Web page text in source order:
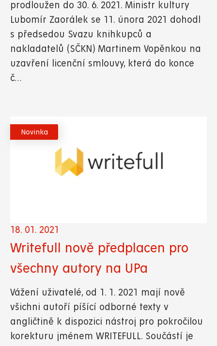
prodloužen do 30. 6. 2021. Ministr kultury
Lubomír Zaorálek se 11. února 2021 dohodl
s předsedou Svazu knihkupců a
nakladatelů (SČKN) Martinem Vopěnkou na
uzavření licenční smlouvy, která do konce
č…
Novinka
18. 01. 2021
Writefull nově předplacen pro
všechny autory na UPa
Vážení uživatelé, od 1. 1. 2021 mají nově
všichni autoří píšící odborné texty v
angličtině k dispozici nástroj pro pokročilou
korekturu jménem WRITEFULL. Součástí je